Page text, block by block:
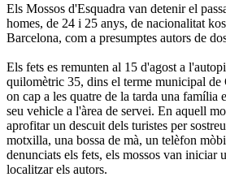
Els Mossos d'Esquadra van detenir el
homes, de 24 i 25 anys, de nacionalitat
Barcelona, com a presumptes autors de
Els fets es remunten al 15 d'agost a
quilomètric 35, dins el terme municipal
on cap a les quatre de la tarda una família
seu vehicle a l'àrea de servei. En aquell
aprofitar un descuit dels turistes per
motxilla, una bossa de mà, un telèfon
denunciats els fets, els mossos van iniciar
localitzar els autors.